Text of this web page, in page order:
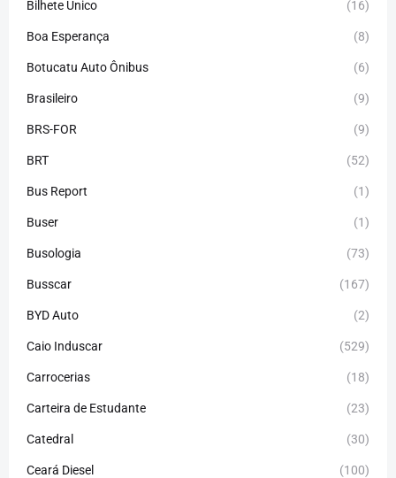
Bilhete Único (16)
Boa Esperança (8)
Botucatu Auto Ônibus (6)
Brasileiro (9)
BRS-FOR (9)
BRT (52)
Bus Report (1)
Buser (1)
Busologia (73)
Busscar (167)
BYD Auto (2)
Caio Induscar (529)
Carrocerias (18)
Carteira de Estudante (23)
Catedral (30)
Ceará Diesel (100)